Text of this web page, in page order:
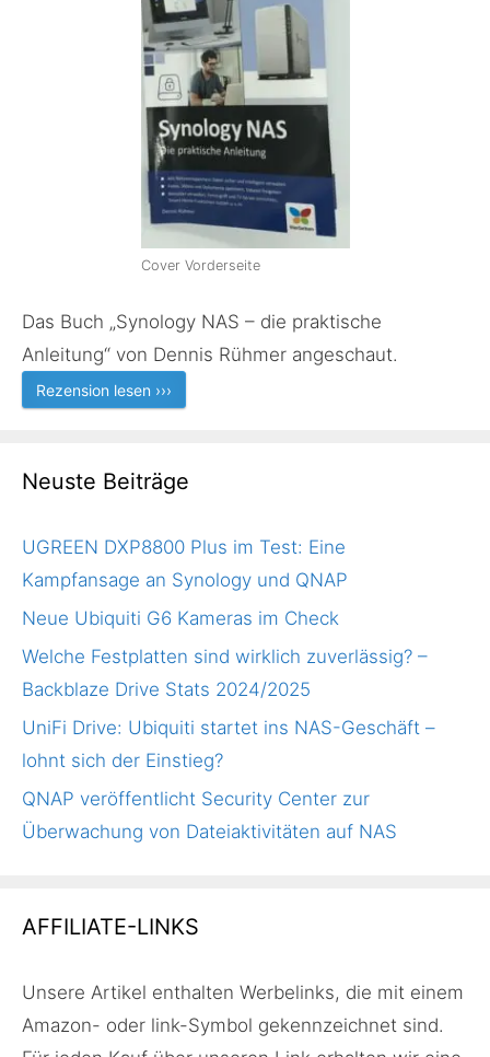
Cover Vorderseite
Das Buch „Synology NAS – die praktische
Anleitung“ von Dennis Rühmer angeschaut.
Rezension lesen ›››
Neuste Beiträge
UGREEN DXP8800 Plus im Test: Eine
Kampfansage an Synology und QNAP
Neue Ubiquiti G6 Kameras im Check
Welche Festplatten sind wirklich zuverlässig? –
Backblaze Drive Stats 2024/2025
UniFi Drive: Ubiquiti startet ins NAS-Geschäft –
lohnt sich der Einstieg?
QNAP veröffentlicht Security Center zur
Überwachung von Dateiaktivitäten auf NAS
AFFILIATE-LINKS
Unsere Artikel enthalten Werbelinks, die mit einem
Amazon- oder link-Symbol gekennzeichnet sind.